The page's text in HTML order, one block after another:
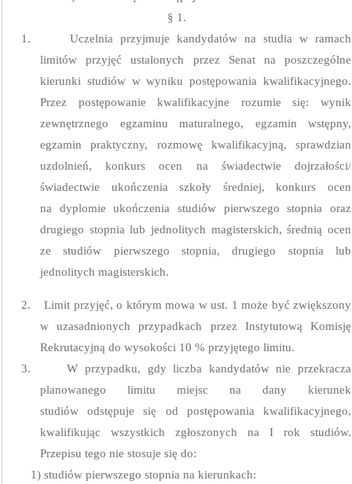
§ 1.
1.
Uczelnia przyjmuje kandydatów na studia w ramach
limitów przyjęć ustalonych przez Senat na poszczególne
kierunki studiów w wyniku postępowania kwalifikacyjnego.
Przez postępowanie kwalifikacyjne rozumie się: wynik
zewnętrznego egzaminu maturalnego, egzamin wstępny,
egzamin praktyczny, rozmowę kwalifikacyjną, sprawdzian
uzdolnień, konkurs ocen na świadectwie dojrzałości/
świadectwie ukończenia szkoły średniej, konkurs ocen
na dyplomie ukończenia studiów pierwszego stopnia oraz
drugiego stopnia lub jednolitych magisterskich, średnią ocen
ze studiów pierwszego stopnia, drugiego stopnia lub
jednolitych magisterskich.
2.
Limit przyjęć, o którym mowa w ust. 1 może być zwiększony
w uzasadnionych przypadkach przez Instytutową Komisję
Rekrutacyjną do wysokości 10 % przyjętego limitu.
3.
W przypadku, gdy liczba kandydatów nie przekracza
planowanego limitu miejsc na dany kierunek
studiów odstępuje się od postępowania kwalifikacyjnego,
kwalifikując wszystkich zgłoszonych na I rok studiów.
Przepisu tego nie stosuje się do:
1) studiów pierwszego stopnia na kierunkach: